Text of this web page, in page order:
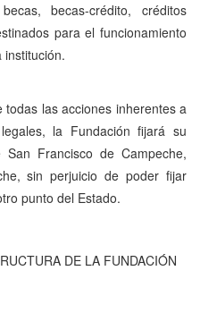
becas-crédito, créditos
para el funcionamiento
institución.
las acciones inherentes a
la Fundación fijará su
Francisco de Campeche,
sin perjuicio de poder fijar
punto del Estado.
DE LA FUNDACIÓN